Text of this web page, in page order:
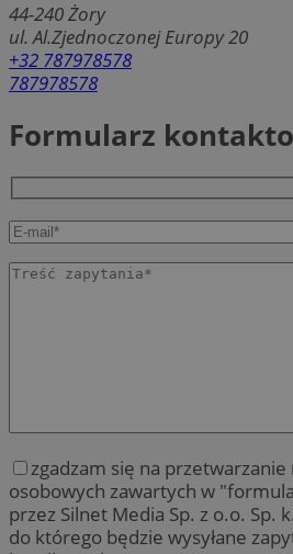
44-240Żory
ul. Al.Zjednoczonej Europy 20
+32 787978578
787978578
Formularz
zgadzam się na
osobowych zawartych w
przez Silnet Media Sp. z o.o. Sp.
do którego będzie wysyłane